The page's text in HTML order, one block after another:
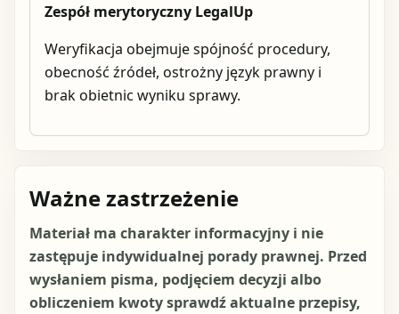
Zespół merytoryczny LegalUp
Weryfikacja obejmuje spójność procedury,
obecność źródeł, ostrożny język prawny i
brak obietnic wyniku sprawy.
Ważne zastrzeżenie
Materiał ma charakter informacyjny i nie
zastępuje indywidualnej porady prawnej. Przed
wysłaniem pisma, podjęciem decyzji albo
obliczeniem kwoty sprawdź aktualne przepisy,